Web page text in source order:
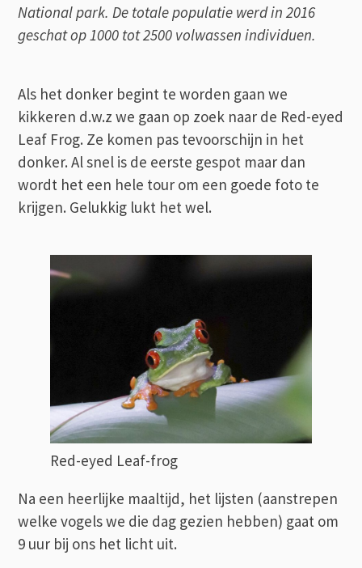
National park. De totale populatie werd in 2016
geschat op 1000 tot 2500 volwassen individuen.
Als het donker begint te worden gaan we
kikkeren d.w.z we gaan op zoek naar de Red-eyed
Leaf Frog. Ze komen pas tevoorschijn in het
donker. Al snel is de eerste gespot maar dan
wordt het een hele tour om een goede foto te
krijgen. Gelukkig lukt het wel.
Red-eyed Leaf-frog
Na een heerlijke maaltijd, het lijsten (aanstrepen
welke vogels we die dag gezien hebben) gaat om
9 uur bij ons het licht uit.